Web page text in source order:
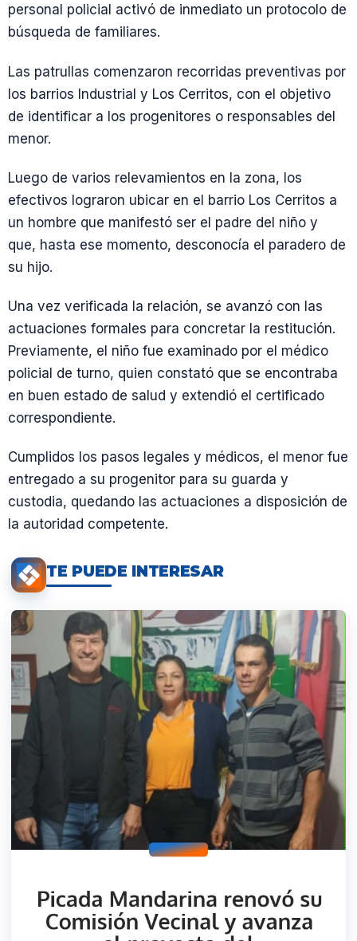
personal policial activó de inmediato un protocolo de
búsqueda de familiares.
Las patrullas comenzaron recorridas preventivas por
los barrios Industrial y Los Cerritos, con el objetivo
de identificar a los progenitores o responsables del
menor.
Luego de varios relevamientos en la zona, los
efectivos lograron ubicar en el barrio Los Cerritos a
un hombre que manifestó ser el padre del niño y
que, hasta ese momento, desconocía el paradero de
su hijo.
Una vez verificada la relación, se avanzó con las
actuaciones formales para concretar la restitución.
Previamente, el niño fue examinado por el médico
policial de turno, quien constató que se encontraba
en buen estado de salud y extendió el certificado
correspondiente.
Cumplidos los pasos legales y médicos, el menor fue
entregado a su progenitor para su guarda y
custodia, quedando las actuaciones a disposición de
la autoridad competente.
TE PUEDE INTERESAR